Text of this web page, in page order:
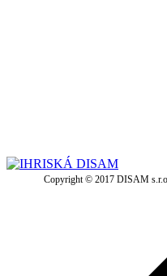
Copyright © 2017 DISAM